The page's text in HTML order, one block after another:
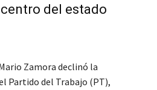
del estado
Zamora declinó la
Partido del Trabajo (PT),